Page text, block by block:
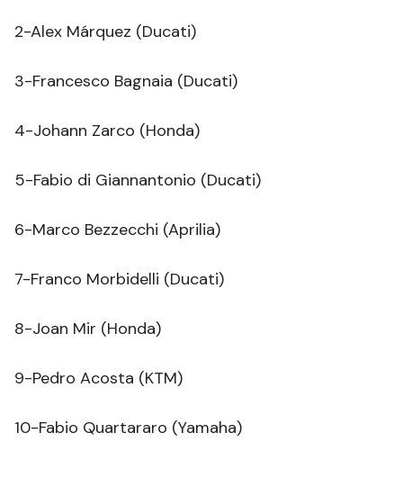
2-Alex Márquez (Ducati)
3-Francesco Bagnaia (Ducati)
4-Johann Zarco (Honda)
5-Fabio di Giannantonio (Ducati)
6-Marco Bezzecchi (Aprilia)
7-Franco Morbidelli (Ducati)
8-Joan Mir (Honda)
9-Pedro Acosta (KTM)
10-Fabio Quartararo (Yamaha)